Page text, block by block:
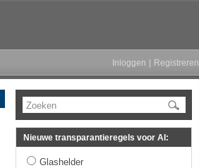
Inloggen Registreren
Zoeken
Nieuwe transparantieregels voor AI:
Glashelder